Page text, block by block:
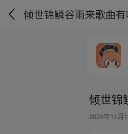
倾世锦鳞谷雨来歌曲
倾世锦
2024年11月